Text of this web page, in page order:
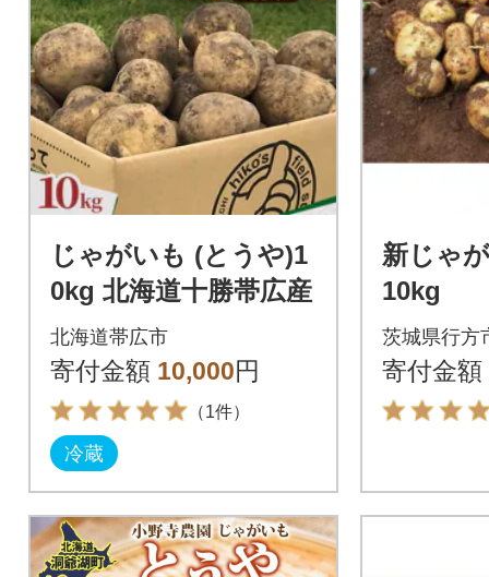
じゃがいも (とうや)1
0kg 北海道十勝帯広産
北海道帯広市
寄付金額 10,000円
（1件）
冷蔵
新じゃ
10kg
茨城県行方
寄付金額